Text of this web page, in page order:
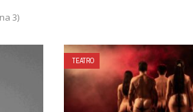
3)
TEATRO